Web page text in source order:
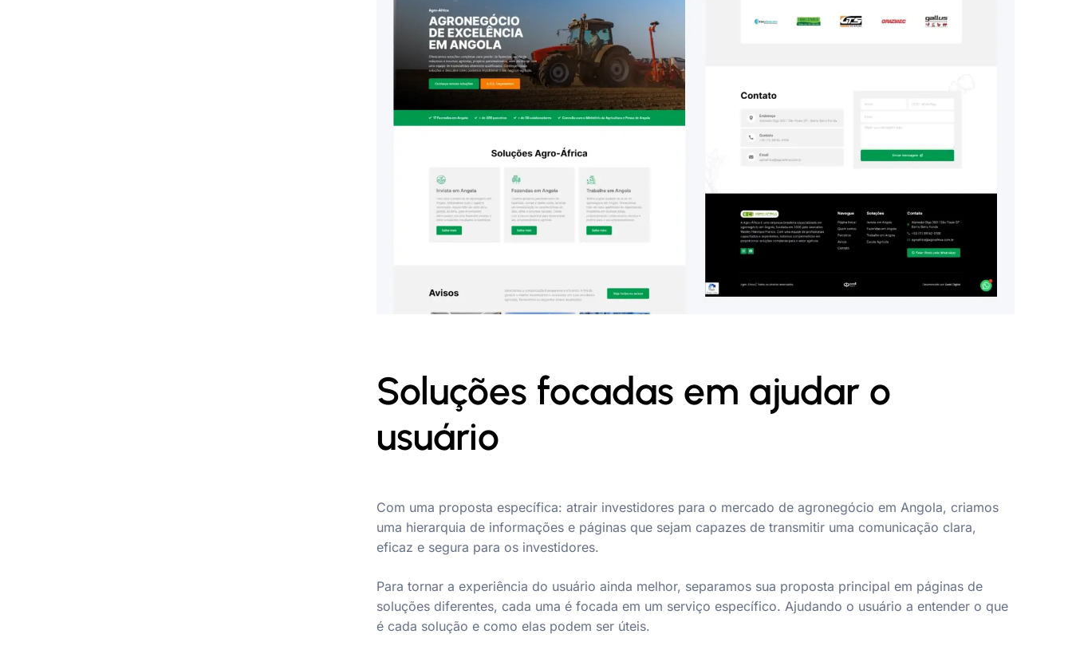
Soluções focadas em ajudar o
usuário
Com uma proposta específica: atrair investidores para o mercado de agronegócio em Angola, criamos
uma hierarquia de informações e páginas que sejam capazes de transmitir uma comunicação clara,
eficaz e segura para os investidores.
Para tornar a experiência do usuário ainda melhor, separamos sua proposta principal em páginas de
soluções diferentes, cada uma é focada em um serviço específico. Ajudando o usuário a entender o que
é cada solução e como elas podem ser úteis.